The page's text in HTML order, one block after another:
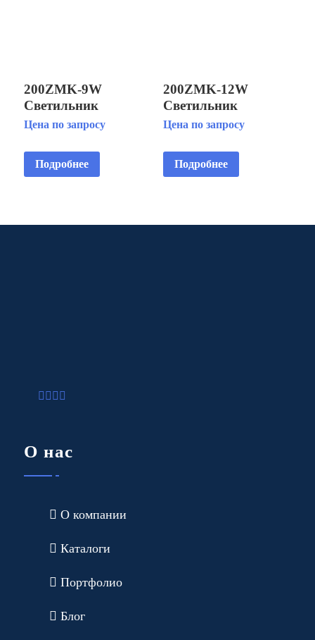
200ZMK-9W
Светильник
светодиодный
установка на
фонтанную насадку
Цена по запросу
Подробнее
200ZMK-12W
Светильник
светодиодный
установка на
фонтанную насадку
Цена по запросу
Подробнее
О нас
О компании
Каталоги
Портфолио
Блог